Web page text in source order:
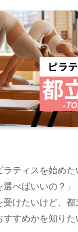
ラティスを始め
べばいいの？」
受けたいけど、
すめかを知りた